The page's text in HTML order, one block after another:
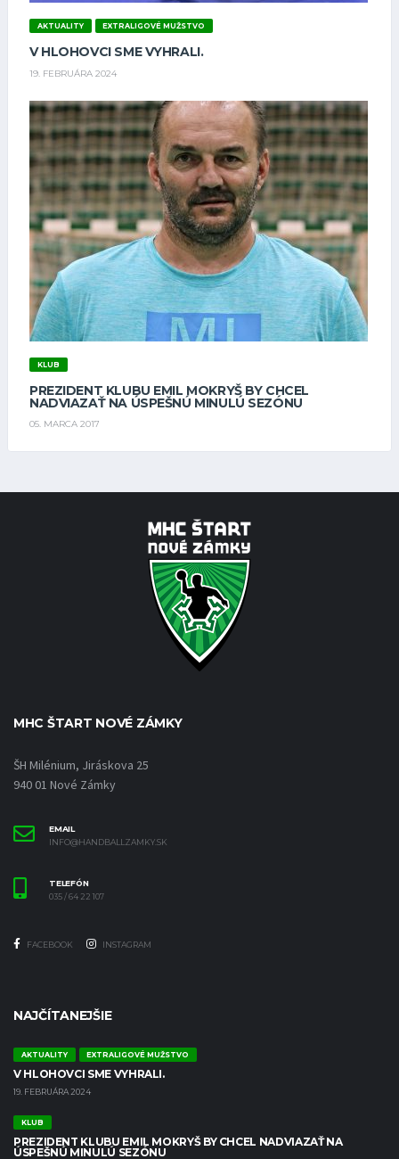
AKTUALITY EXTRALIGOVÉ MUŽSTVO
V HLOHOVCI SME VYHRALI.
19. FEBRUÁRA 2024
KLUB
PREZIDENT KLUBU EMIL MOKRYŠ BY CHCEL
NADVIAZAŤ NA ÚSPEŠNÚ MINULÚ SEZÓNU
05. MARCA 2017
MHC ŠTART NOVÉ ZÁMKY
ŠH Milénium, Jiráskova 25
940 01 Nové Zámky
EMAIL
INFO@HANDBALLZAMKY.SK
TELEFÓN
035 / 64 22 107
FACEBOOK INSTAGRAM
NAJČÍTANEJŠIE
AKTUALITY EXTRALIGOVÉ MUŽSTVO
V HLOHOVCI SME VYHRALI.
19. FEBRUÁRA 2024
KLUB
PREZIDENT KLUBU EMIL MOKRYŠ BY CHCEL NADVIAZAŤ NA
ÚSPEŠNÚ MINULÚ SEZÓNU